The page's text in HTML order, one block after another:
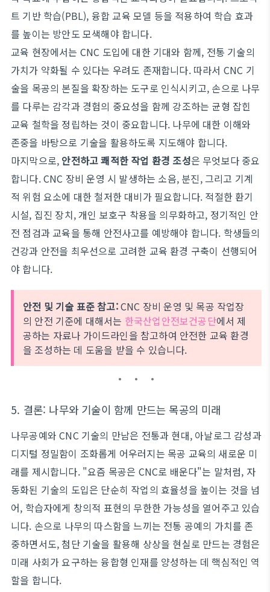
트 기반 학습(PBL), 융합 교육 모델 등을 적용하여 학습 효과
를 높이는 방안도 모색해야 합니다.
교육 현장에서는 CNC 도입에 대한 기대와 함께, 전통 기술의
가치가 약화될 수 있다는 우려도 존재합니다. 따라서 CNC 기
술을 목공의 본질을 확장하는 도구로 인식시키고, 손으로 나무
를 다루는 감각과 경험의 중요성을 함께 강조하는 균형 잡힌
교육 철학을 정립하는 것이 중요합니다. 나무에 대한 이해와
존중을 바탕으로 기술을 활용하도록 지도해야 합니다.
마지막으로, 안전하고 쾌적한 작업 환경 조성은 무엇보다 중요
합니다. CNC 장비 운영 시 발생하는 소음, 분진, 그리고 기계
적 위험 요소에 대한 철저한 대비가 필요합니다. 적절한 환기
시설, 집진 장치, 개인 보호구 착용을 의무화하고, 정기적인 안
전 점검과 교육을 통해 안전사고를 예방해야 합니다. 학생들의
건강과 안전을 최우선으로 고려한 교육 환경 구축이 선행되어
야 합니다.
안전 및 기술 표준 참고:CNC 장비 운영 및 목공 작업장
의 안전 기준에 대해서는 한국산업안전보건공단에서 제
공하는 자료나 가이드라인을 참고하여 안전한 교육 환경
을 조성하는 데 도움을 받을 수 있습니다.
5. 결론: 나무와 기술이 함께 만드는 목공의 미래
나무공예와 CNC 기술의 만남은 전통과 현대, 아날로그 감성과
디지털 정밀함이 조화롭게 어우러지는 목공 교육의 새로운 미
래를 제시합니다. "요즘 목공은 CNC로 배운다"는 말처럼, 자
동화된 기술의 도입은 단순히 작업의 효율성을 높이는 것을 넘
어, 학습자에게 창의적 표현의 무한한 가능성을 열어주고 있습
니다. 손으로 나무의 따스함을 느끼는 전통 공예의 가치를 존
중하면서도, 첨단 기술을 활용해 상상을 현실로 만드는 경험은
미래 사회가 요구하는 융합형 인재를 양성하는 데 핵심적인 역
할을 합니다.